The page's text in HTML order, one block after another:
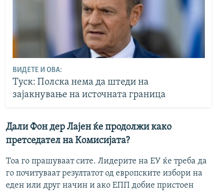
ВИДЕТЕ И ОВА:
Туск: Полска нема да штеди на
зајакнување на источната граница
Дали Фон дер Лајен ќе продолжи како
претседател на Комисијата?
Тоа го прашуваат сите. Лидерите на ЕУ ќе треба да
го почитуваат резултатот од европските избори на
еден или друг начин и ако ЕПП добие пристоен